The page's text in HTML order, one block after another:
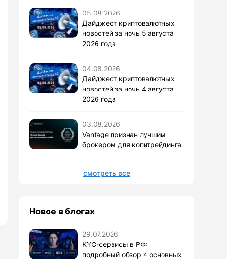
05.08.2026
Дайджест криптовалютных
новостей за ночь 5 августа
2026 года
04.08.2026
Дайджест криптовалютных
новостей за ночь 4 августа
2026 года
03.08.2026
Vantage признан лучшим
брокером для копитрейдинга
смотреть все
Новое в блогах
29.07.2026
KYC-сервисы в РФ:
подробный обзор 4 основных